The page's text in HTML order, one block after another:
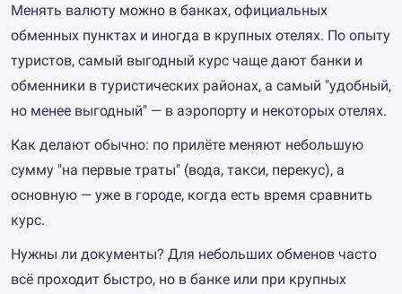
Менять валюту можно в банках, официальных
обменных пунктах и иногда в крупных отелях. По опыту
туристов, самый выгодный курс чаще дают банки и
обменники в туристических районах, а самый "удобный,
но менее выгодный" — в аэропорту и некоторых отелях.
Как делают обычно: по прилёте меняют небольшую
сумму "на первые траты" (вода, такси, перекус), а
основную — уже в городе, когда есть время сравнить
курс.
Нужны ли документы? Для небольших обменов часто
всё проходит быстро, но в банке или при крупных